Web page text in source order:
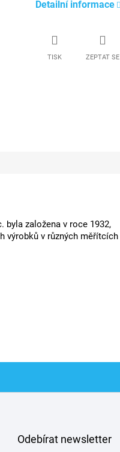
Detailní informace
TISK ZEPTAT SE
byla založena v roce 1932,
výrobků v různých měřítcích
Odebírat newsletter